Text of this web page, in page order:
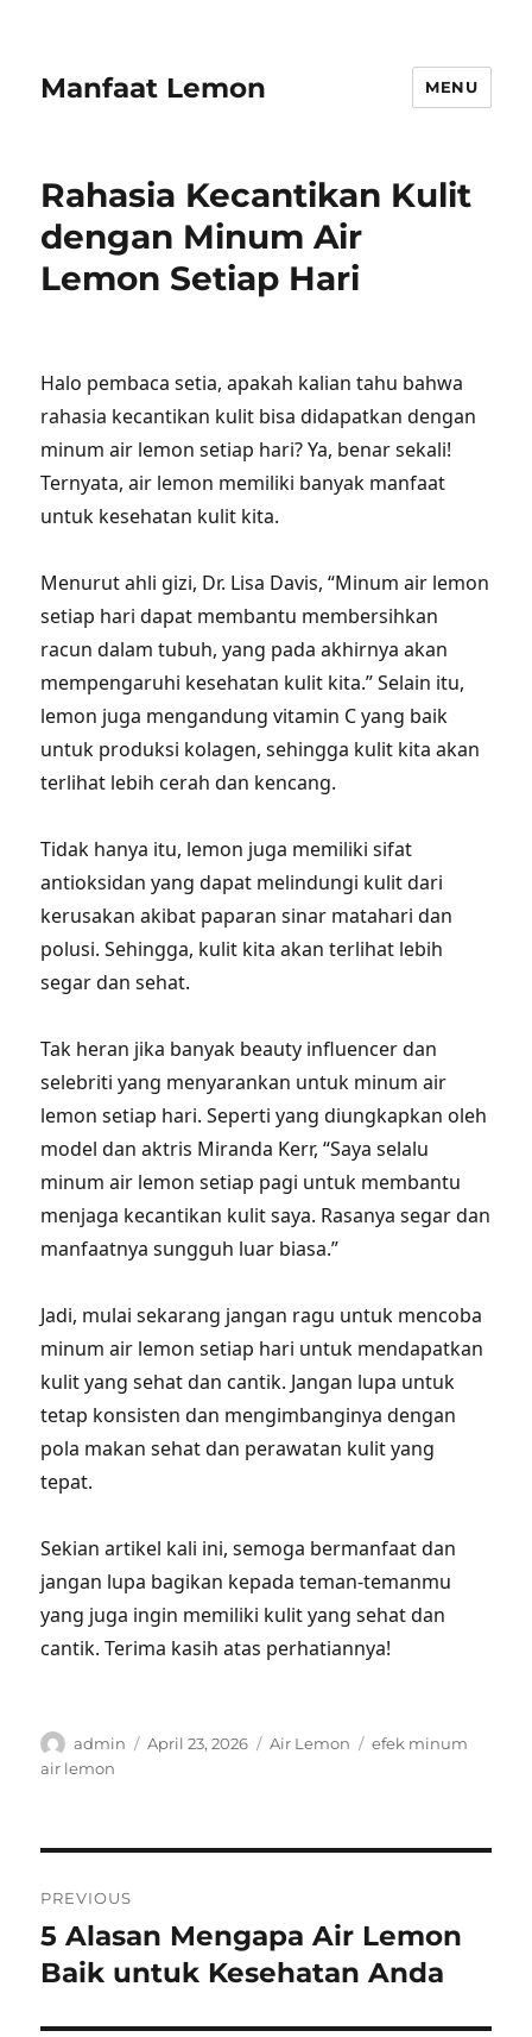
Manfaat Lemon MENU
Rahasia Kecantikan Kulit
dengan Minum Air
Lemon Setiap Hari
Halo pembaca setia, apakah kalian tahu bahwa
rahasia kecantikan kulit bisa didapatkan dengan
minum air lemon setiap hari? Ya, benar sekali!
Ternyata, air lemon memiliki banyak manfaat
untuk kesehatan kulit kita.
Menurut ahli gizi, Dr. Lisa Davis, “Minum air lemon
setiap hari dapat membantu membersihkan
racun dalam tubuh, yang pada akhirnya akan
mempengaruhi kesehatan kulit kita.” Selain itu,
lemon juga mengandung vitamin C yang baik
untuk produksi kolagen, sehingga kulit kita akan
terlihat lebih cerah dan kencang.
Tidak hanya itu, lemon juga memiliki sifat
antioksidan yang dapat melindungi kulit dari
kerusakan akibat paparan sinar matahari dan
polusi. Sehingga, kulit kita akan terlihat lebih
segar dan sehat.
Tak heran jika banyak beauty influencer dan
selebriti yang menyarankan untuk minum air
lemon setiap hari. Seperti yang diungkapkan oleh
model dan aktris Miranda Kerr, “Saya selalu
minum air lemon setiap pagi untuk membantu
menjaga kecantikan kulit saya. Rasanya segar dan
manfaatnya sungguh luar biasa.”
Jadi, mulai sekarang jangan ragu untuk mencoba
minum air lemon setiap hari untuk mendapatkan
kulit yang sehat dan cantik. Jangan lupa untuk
tetap konsisten dan mengimbanginya dengan
pola makan sehat dan perawatan kulit yang
tepat.
Sekian artikel kali ini, semoga bermanfaat dan
jangan lupa bagikan kepada teman-temanmu
yang juga ingin memiliki kulit yang sehat dan
cantik. Terima kasih atas perhatiannya!
Author
admin
Posted
April 23, 2026 Categories
Air Lemon Tags
efek minum
air lemon
navigation
PREVIOUS
Previous
post:
5 Alasan Mengapa Air Lemon
Baik untuk Kesehatan Anda